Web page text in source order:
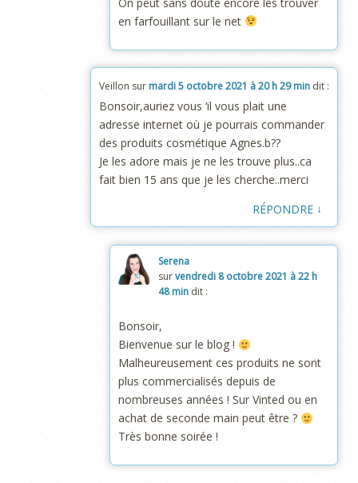
en farfouillant sur le net
Veillon sur mardi 5 octobre 2021 à 20 h 29 min dit :
Bonsoir,auriez vous ‘il vous plait une
adresse internet où je pourrais commander
des produits cosmétique Agnes.b??
Je les adore mais je ne les trouve plus..ca
fait bien 15 ans que je les cherche..merci
RÉPONDRE ↓
Serena
survendredi 8 octobre 2021 à 22 h
48 min dit :
Bonsoir,
Bienvenue sur le blog !
Malheureusement ces produits ne sont
plus commercialisés depuis de
nombreuses années ! Sur Vinted ou en
achat de seconde main peut être ?
Très bonne soirée !